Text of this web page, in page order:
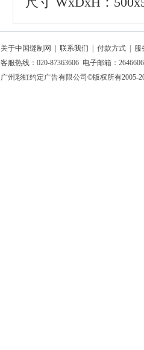
关于中国缝制网 联系我们 付款方式
服
客服热线：020-87363606 电子邮箱：
广州彩虹约定广告有限公司 ©版权所有2005-